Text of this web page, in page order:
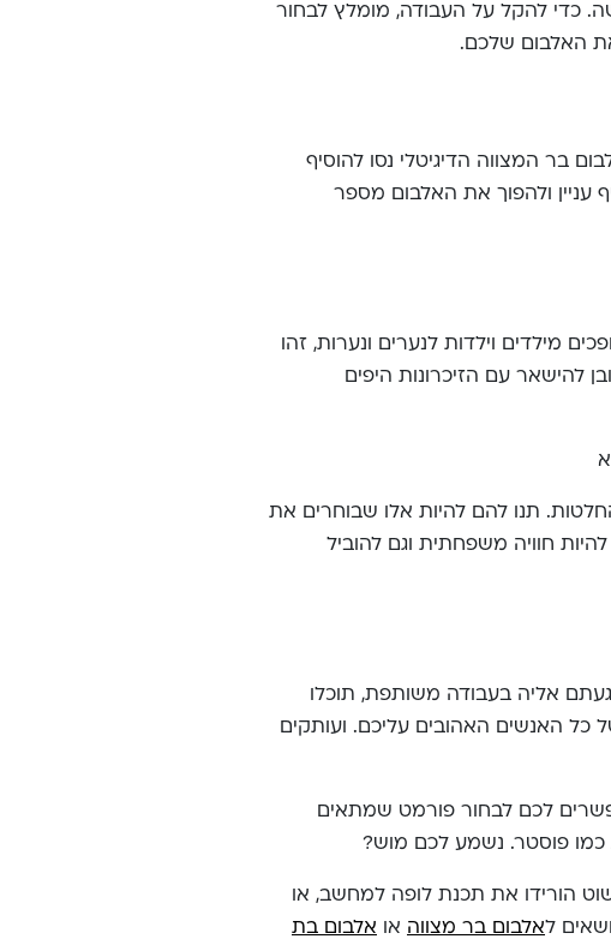
כדי להקל על העבודה, מומלץ לבחור
האלבום שלכם.
בר המצווה הדיגיטלי נסו להוסיף
עניין ולהפוך את האלבום מספר
מילדים וילדות לנערים ונערות, זהו
להישאר עם הזיכרונות היפים
תנו להם להיות אלו שבוחרים את
חוויה משפחתית וגם להוביל
אליה בעבודה משותפת, תוכלו
כל האנשים האהובים עליכם. ועותקים
לכם לבחור פורמט שמתאים
כמו פוסטר. נשמע לכם מוש?
הורידו את תכנת לופה למחשב, או
לאלבום בר מצווה או אלבום בת